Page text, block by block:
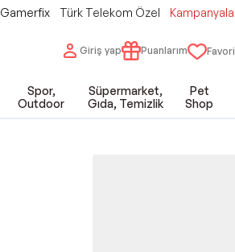
Gamerfix Türk Telekom Özel
Giriş yap Puanlarım
Spor,
Outdoor
Süpermarket,
Gıda, Temizlik
Pet
Shop